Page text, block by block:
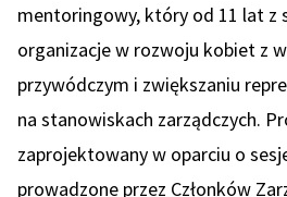
mentoringowy, który od 11 lat z
organizacje w rozwoju kobiet z
przywódczym i zwiększaniu
na stanowiskach zarządczych.
zaprojektowany w oparciu o
prowadzone przez Członków